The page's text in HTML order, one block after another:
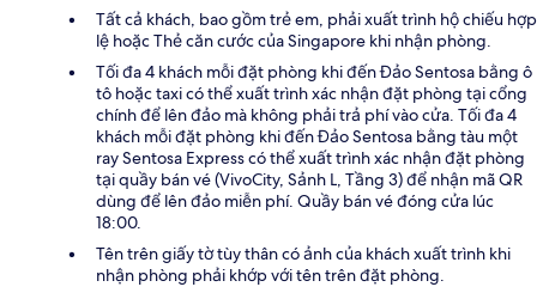
Tất cả khách, bao gồm trẻ em, phải xuất trình hộ chiếu hợp
lệ hoặc Thẻ căn cước của Singapore khi nhận phòng.
Tối đa 4 khách mỗi đặt phòng khi đến Đảo Sentosa bằng ô
tô hoặc taxi có thể xuất trình xác nhận đặt phòng tại cổng
chính để lên đảo mà không phải trả phí vào cửa. Tối đa 4
khách mỗi đặt phòng khi đến Đảo Sentosa bằng tàu một
ray Sentosa Express có thể xuất trình xác nhận đặt phòng
tại quầy bán vé (VivoCity, Sảnh L, Tầng 3) để nhận mã QR
dùng để lên đảo miễn phí. Quầy bán vé đóng cửa lúc
18:00.
Tên trên giấy tờ tùy thân có ảnh của khách xuất trình khi
nhận phòng phải khớp với tên trên đặt phòng.